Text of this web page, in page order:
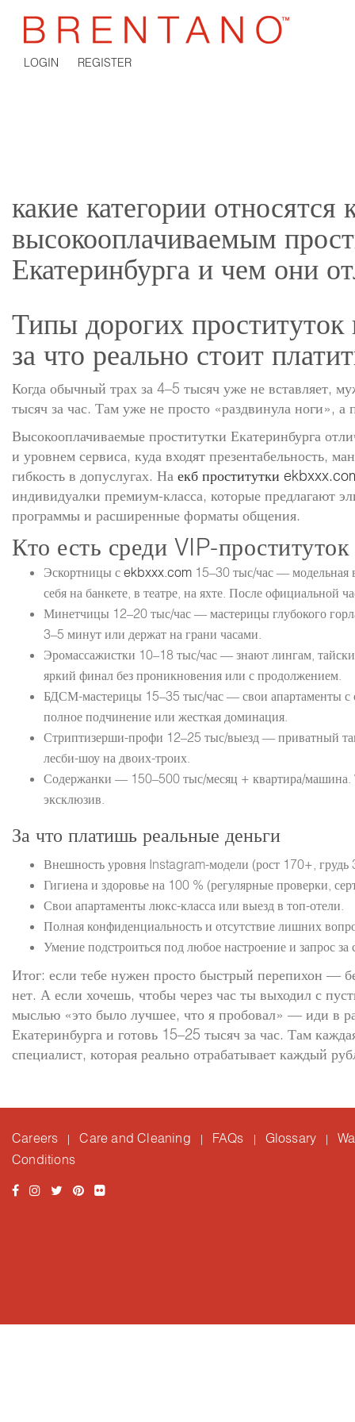
LOGIN REGISTER
какие категории относятся
высокооплачиваемым
Екатеринбурга и чем они
Типы дорогих проституток
за что реально стоит
Когда обычный трах за 4–5 тысяч уже не вставляет,
тысяч за час. Там уже не просто «раздвинула ноги», а
Высокооплачиваемые проститутки Екатеринбурга
и уровнем сервиса, куда входят презентабельность,
гибкость в допуслугах. На екб проститутки
индивидуалки премиум-класса, которые предлагают
программы и расширенные форматы общения.
Кто есть среди VIP-проституток
Эскортницы с ekbxxx.com 15–30 тыс/час — модельная
себя на банкете, в театре, на яхте. После официальной
Минетчицы 12–20 тыс/час — мастерицы глубокого
3–5 минут или держат на грани часами.
Эромассажистки 10–18 тыс/час — знают лингам,
яркий финал без проникновения или с продолжением.
БДСМ-мастерицы 15–35 тыс/час — свои апартаменты с
полное подчинение или жесткая доминация.
Стриптизерши-профи 12–25 тыс/выезд — приватный
лесби-шоу на двоих-троих.
Содержанки — 150–500 тыс/месяц + квартира/машина.
эксклюзив.
За что платишь реальные деньги
Внешность уровня Instagram-модели (рост 170+, грудь
Гигиена и здоровье на 100 % (регулярные проверки,
Свои апартаменты люкс-класса или выезд в топ-отели.
Полная конфиденциальность и отсутствие лишних
Умение подстроиться под любое настроение и запрос за
Итог: если тебе нужен просто быстрый перепихон —
нет. А если хочешь, чтобы через час ты выходил с
мыслью «это было лучшее, что я пробовал» — иди в
Екатеринбурга и готовь 15–25 тысяч за час. Там
специалист, которая реально отрабатывает каждый
Careers | Care and Cleaning | FAQs | Glossary |
Conditions